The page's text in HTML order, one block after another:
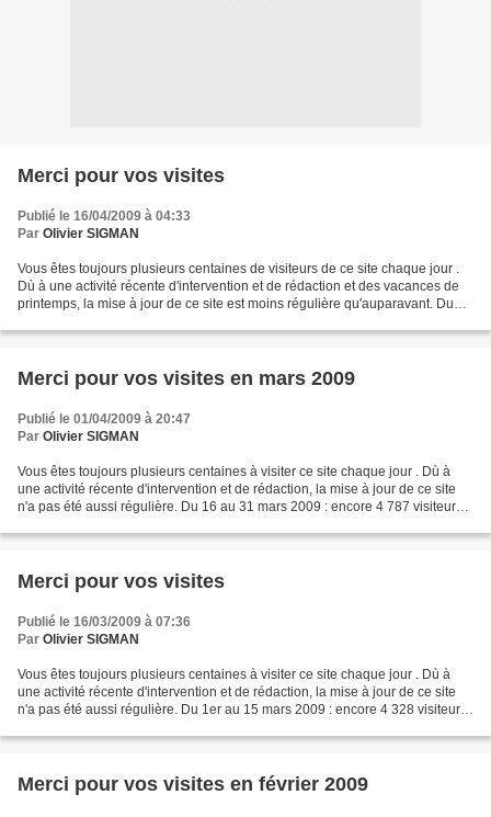
Merci pour vos visites
Publié le 16/04/2009 à 04:33
Par Olivier SIGMAN
Vous êtes toujours plusieurs centaines de visiteurs de ce site chaque jour .
Dù à une activité récente d'intervention et de rédaction et des vacances de
printemps, la mise à jour de ce site est moins régulière qu'auparavant. Du
Merci pour vos visites en mars 2009
Publié le 01/04/2009 à 20:47
Par Olivier SIGMAN
Vous êtes toujours plusieurs centaines à visiter ce site chaque jour . Dù à
une activité récente d'intervention et de rédaction, la mise à jour de ce site
n'a pas été aussi régulière. Du 16 au 31 mars 2009 : encore 4 787 visiteurs
Merci pour vos visites
Publié le 16/03/2009 à 07:36
Par Olivier SIGMAN
Vous êtes toujours plusieurs centaines à visiter ce site chaque jour . Dù à
une activité récente d'intervention et de rédaction, la mise à jour de ce site
n'a pas été aussi régulière. Du 1er au 15 mars 2009 : encore 4 328 visiteurs
Merci pour vos visites en février 2009